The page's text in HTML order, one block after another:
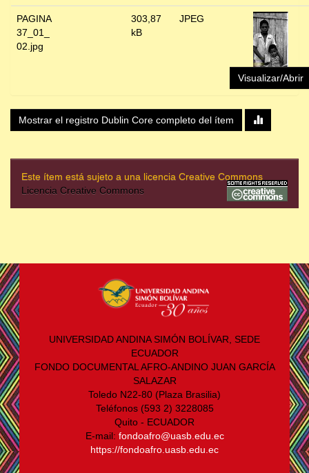
PAGINA
37_01_
02.jpg
303,87
kB
JPEG
Visualizar/Abrir
Mostrar el registro Dublin Core completo del ítem
Este ítem está sujeto a una licencia Creative Commons
Licencia Creative Commons
UNIVERSIDAD ANDINA SIMÓN BOLÍVAR, SEDE
ECUADOR
FONDO DOCUMENTAL AFRO-ANDINO JUAN GARCÍA
SALAZAR
Toledo N22-80 (Plaza Brasilia)
Teléfonos (593 2) 3228085
Quito - ECUADOR
E-mail: fondoafro@uasb.edu.ec
https://fondoafro.uasb.edu.ec